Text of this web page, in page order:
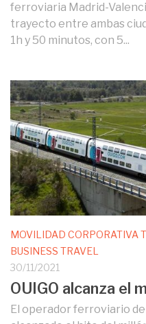
ferroviaria Madrid-
trayecto entre ambas
1h y 50 minutos, con 5...
MOVILIDAD CORPORATIVA
BUSINESS TRAVEL
30/11/2021
OUIGO alcanza el
El operador ferroviario de